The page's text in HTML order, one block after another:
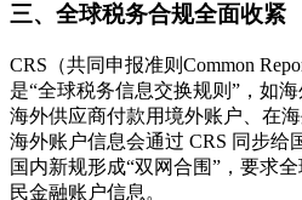
三、全球税务合规全面收紧
CRS（共同申报准则Common
是“全球税务信息交换规则”，如
海外供应商付款用境外账户、在
海外账户信息会通过 CRS 同步给
国内新规形成“双网合围”，要求
民金融账户信息。